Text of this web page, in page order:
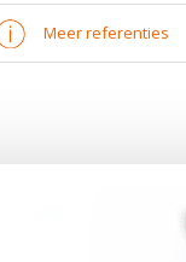
Meer referenties